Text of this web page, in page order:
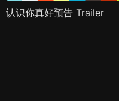
认识你真好预告 Trailer